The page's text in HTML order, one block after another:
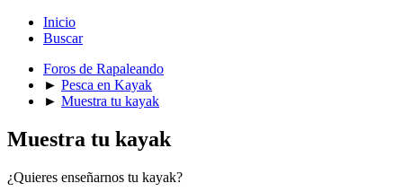
Inicio
Buscar
Foros de Rapaleando
► Pesca en Kayak
► Muestra tu kayak
Muestra tu kayak
¿Quieres enseñarnos tu kayak?